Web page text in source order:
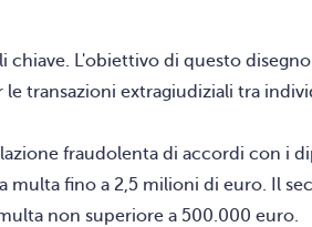
L'obiettivo di questo
transazioni extragiudiziali tra
fraudolenta di accordi con i
fino a 2,5 milioni di euro. Il
non superiore a 500.000 euro.